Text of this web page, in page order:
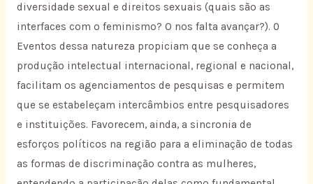
diversidade sexual e direitos sexuais (quais são as
interfaces com o feminismo? O nos falta avançar?). 0
Eventos dessa natureza propiciam que se conheça a
produção intelectual internacional, regional e nacional,
facilitam os agenciamentos de pesquisas e permitem
que se estabeleçam intercâmbios entre pesquisadores
e instituições. Favorecem, ainda, a sincronia de
esforços políticos na região para a eliminação de todas
as formas de discriminação contra as mulheres,